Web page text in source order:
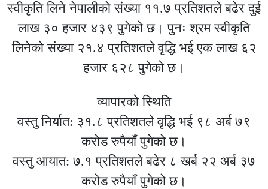
स्वीकृति लिने नेपालीको संख्या ११.७ प्रतिशतले बढेर दुई
लाख ३० हजार ४३९ पुगेको छ। पुनः श्रम स्वीकृति
लिनेको संख्या २१.४ प्रतिशतले वृद्धि भई एक लाख ६२
हजार ६२८ पुगेको छ।
व्यापारको स्थिति
वस्तु निर्यात: ३१.८ प्रतिशतले वृद्धि भई ९८ अर्ब ७९
करोड रुपैयाँ पुगेको छ।
वस्तु आयात: ७.१ प्रतिशतले बढेर ८ खर्ब २२ अर्ब ३७
करोड रुपैयाँ पुगेको छ।